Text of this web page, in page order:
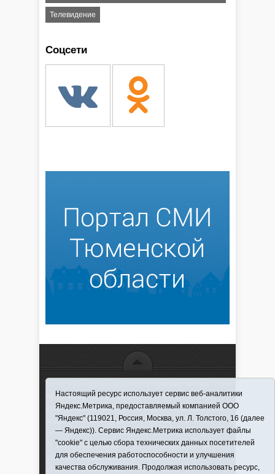
Телевидение
Соцсети
использовании материалов ссылка обязательна
Информационная лента выходит при финансовой
поддержке правительства Тюменской области
Регистрационный номер СМИ ЭЛ № ФС 77-66066
от 10.06. 2016 г. выдано Федеральной службой по
надзору в сфере связи, информационных
технологий и массовых коммуникаций.
Настоящий ресурс использует сервис веб-аналитики
Яндекс.Метрика, предоставляемый компанией ООО
"Яндекс" (119021, Россия, Москва, ул. Л. Толстого, 16 (далее
— Яндекс)). Сервис Яндекс.Метрика использует файлы
"cookie" с целью сбора технических данных посетителей
для обеспечения работоспособности и улучшения
качества обслуживания. Продолжая использовать ресурс,